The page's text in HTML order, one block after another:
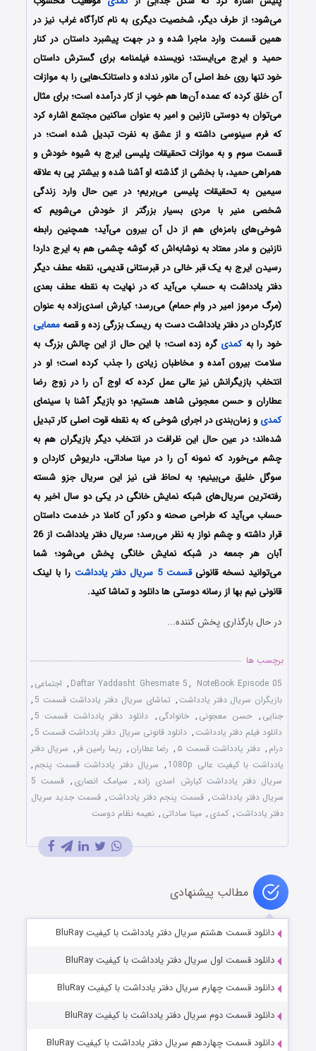
می‌شود؛ از طرف دیگر، شخصیت دیگری به نام کارآگاه غراب نیز در
همین قسمت وارد ماجرا شده و در جهت پیشبرد داستان در کنار
حمید و ایرج می‌ایستد؛ نویسنده فیلمنامه برای گسترش داستان
خود تنها روی خط اصلی آن مانور نداده و داستانک‌هایی را به موازات
آن خلق کرده که عمده آن‌ها هم خوب از کار درآمده است؛ برای مثال
می‌توان به دوستی نازنین و امیر به عنوان ساکنین مجتمع اشاره کرد
که فرم سینوسی داشته و از عشق به نفرت تبدیل شده است؛ در
قسمت سوم و به موازات تحقیقات پلیسی ایرج به شیوه خودش و
همراهی حمید، با بخشی از گذشته او آشنا شده و بیشتر پی به علاقه
سیمین به تحقیقات پلیسی می‌بریم؛ در عین حال وارد زندگی
شخصی منیر با مردی بسیار بزرگتر از خودش می‌شویم که
شوخی‌های بامزه‌ای هم از دل آن بیرون می‌آید؛ همچنین رابطه
نازنین و مادر معتاد به نوشابه‌اش که گوشه چشمی هم به ایرج دارد!
رسیدن ایرج به یک قبر خالی در قبرستانی قدیمی، نقطه عطف دیگر
دفتر یادداشت به حساب می‌آید که در نهایت به نقطه عطف بعدی
(مرگ مرموز امیر در وام حمام) می‌رسد؛ کیارش اسدی‌زاده به عنوان
کارگردان در دفتر یادداشت دست به ریسک بزرگی زده و قصهمعمایی
خود را بهکمدی گره زده است؛ با این حال از این چالش بزرگ به
سلامت بیرون آمده و مخاطبان زیادی را جذب کرده است؛ او در
انتخاب بازیگرانش نیز عالی عمل کرده که اوج آن را در زوج رضا
عطاران و حسن معجونی شاهد هستیم؛ دو بازیگر آشنا با سینمای
کمدی و زمان‌بندی در اجرای شوخی که به نقطه قوت اصلی کار تبدیل
شده‌اند؛ در عین حال این ظرافت در انتخاب دیگر بازیگران هم به
چشم می‌خورد که نمونه آن را در مینا ساداتی، داریوش کاردان و
سوگل خلیق می‌بینیم؛ به لحاظ فنی نیز این سریال جزو شسته
رفته‌ترین سریال‌های شبکه نمایش خانگی در یکی دو سال اخیر به
حساب می‌آید که طراحی صحنه و دکور آن کاملا در خدمت داستان
قرار داشته و چشم نواز به نظر می‌رسد؛ سریال دفتر یادداشت از 26
آبان هر جمعه در شبکه نمایش خانگی پخش می‌شود؛ شما
می‌توانید نسخه قانونیقسمت 5 سریال دفتر یادداشت
را با لینک
قانونی نیم بها از رسانه دوستی ها دانلود و تماشا کنید.
در حال بارگذاری پخش کننده...
برچسب ها
Daftar Yaddasht Ghesmate 5, NoteBook Episode 05
, اجتماعی ,
بازیگران سریال دفتر یادداشت, تماشای سریال دفتر یادداشت قسمت 5
,
جنایی , حسن معجونی , خانوادگی , دانلود دفتر یادداشت قسمت 5
,
دانلود فیلم دفتر یادداشت, دانلود قانونی سریال دفتر یادداشت قسمت 5
,
درام , دفتر یادداشت قسمت ۵ , رضا عطاران , ریما رامین فر , سریال دفتر
یادداشت با کیفیت عالی 1080p
, سریال دفتر یادداشت قسمت پنجم ,
سریال دفتر یادداشت کیارش اسدی‌ زاده , سیامک انصاری ,
قسمت 5
سریال دفتر یادداشت, قسمت پنجم دفتر یادداشت, قسمت جدید سریال
دفتر یادداشت, کمدی , مینا ساداتی , نعیمه نظام دوست
مطالب پیشنهادی
دانلود قسمت هشتم سریال دفتر یادداشت با کیفیت BluRay
دانلود قسمت اول سریال دفتر یادداشت با کیفیت BluRay
دانلود قسمت چهارم سریال دفتر یادداشت با کیفیت BluRay
دانلود قسمت دوم سریال دفتر یادداشت با کیفیت BluRay
دانلود قسمت چهاردهم سریال دفتر یادداشت با کیفیت BluRay